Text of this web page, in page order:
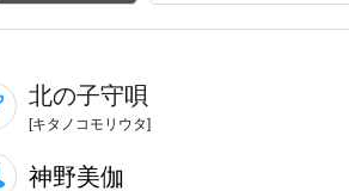
北の子守唄
[キタノコモリウタ]
神野美伽